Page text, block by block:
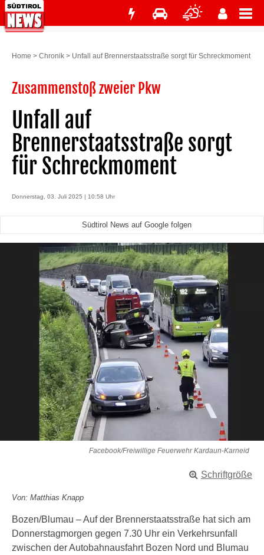
Home > Chronik > Unfall auf Brennerstaatsstraße sorgt für Schreckmoment
Zusammenstoß zweier Pkw
Unfall auf
Brennerstaatsstraße sorgt
für Schreckmoment
Donnerstag, 03. Juli 2025 | 10:58 Uhr
Südtirol News auf Google folgen
Facebook/Freiwillige Feuerwehr Kardaun-Karneid
Schriftgröße
Von: Matthias Knapp
Bozen/Blumau – Auf der Brennerstaatsstraße hat sich am
Donnerstagmorgen gegen 7.30 Uhr ein Verkehrsunfall
zwischen der Autobahnausfahrt Bozen Nord und Blumau